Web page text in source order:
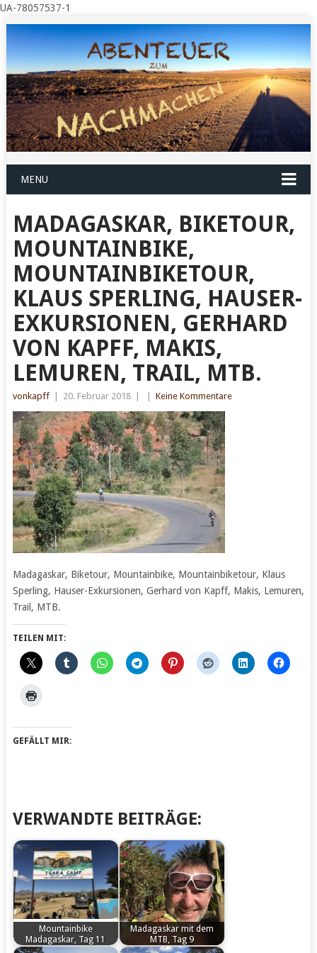
UA-78057537-1
MENU
MADAGASKAR, BIKETOUR,
MOUNTAINBIKE,
MOUNTAINBIKETOUR,
KLAUS SPERLING, HAUSER-
EXKURSIONEN, GERHARD
VON KAPFF, MAKIS,
LEMUREN, TRAIL, MTB.
vonkapff 20. Februar 2018 Keine Kommentare
Madagaskar, Biketour, Mountainbike, Mountainbiketour, Klaus
Sperling, Hauser-Exkursionen, Gerhard von Kapff, Makis, Lemuren,
Trail, MTB.
TEILEN MIT:
GEFÄLLT MIR:
VERWANDTE BEITRÄGE:
Mountainbike
Madagaskar, Tag 11
Madagaskar mit dem
MTB, Tag 9